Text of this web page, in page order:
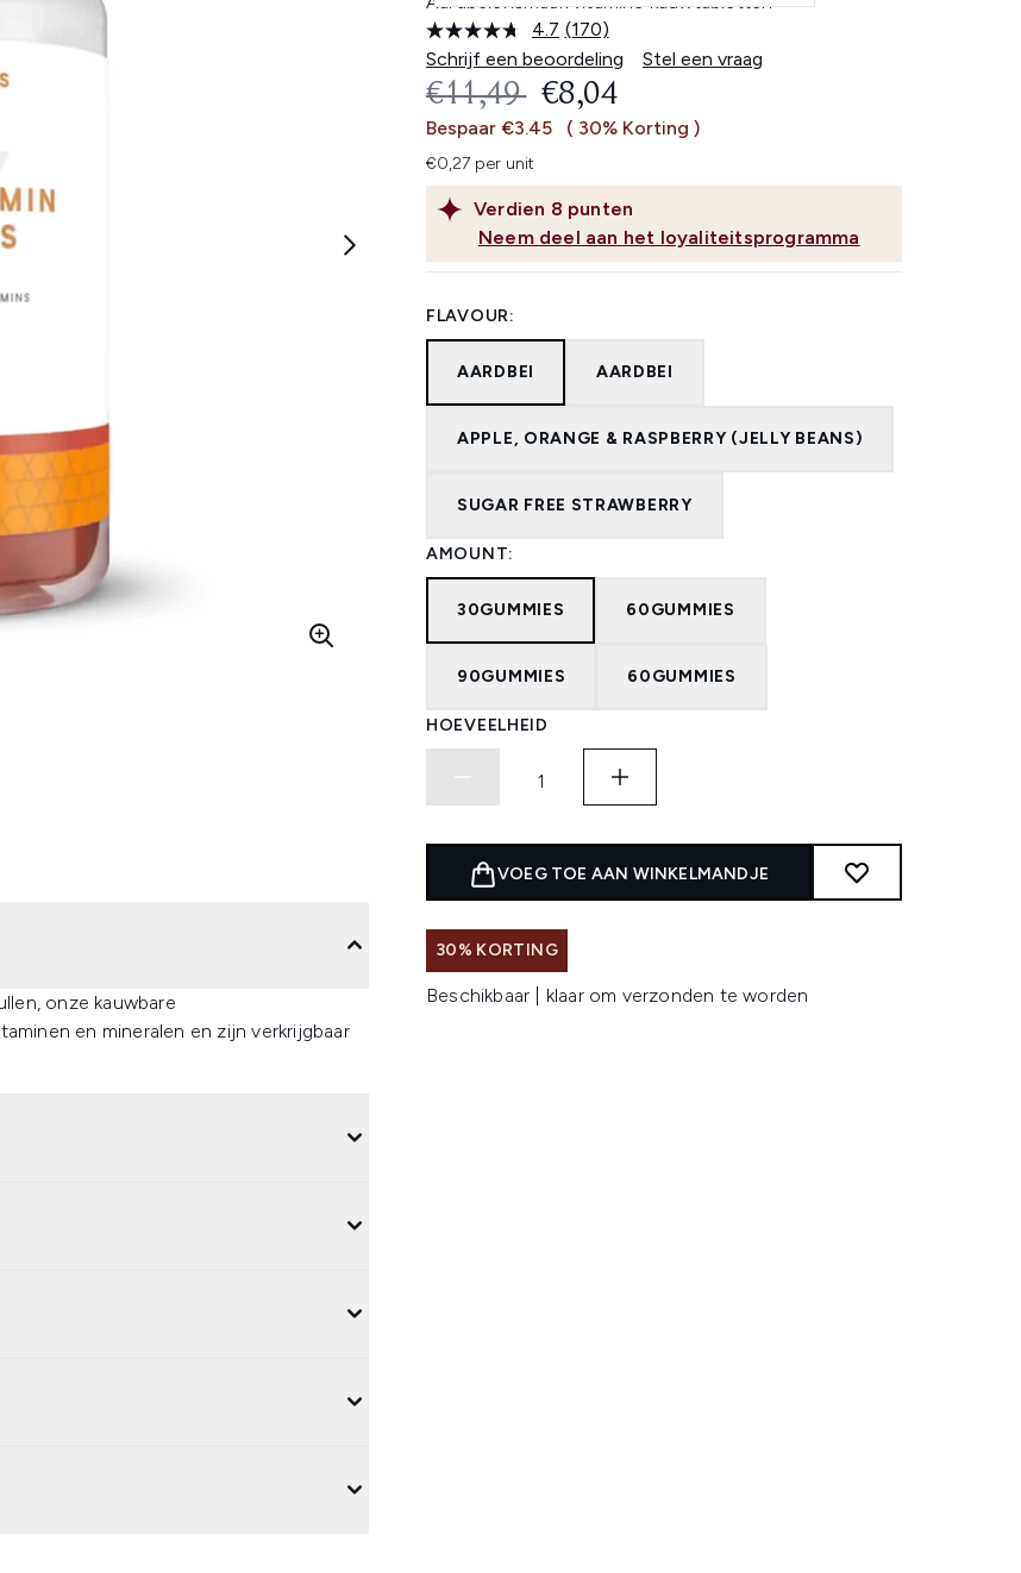
4.7 Lees
170
beoordelingen.
Dezelfde
paginalink.
(170)
Schrijf een beoordeling
Stel een vraag
Verdien 8 punten
Neem deel aan het loyaliteitsprogramma
RECOMMENDED RETAIL PRICE:
€11,49 HUIDIGE PRIJS:
€8,04
Bespaar €3.45 ( 30% Korting )
€0,27 per unit
FLAVOUR:
AARDBEI AARDBEI
APPLE, ORANGE & RASPBERRY (JELLY BEANS)
SUGAR FREE STRAWBERRY
AMOUNT:
30GUMMIES 60GUMMIES
90GUMMIES 60GUMMIES
HOEVEELHEID
VOEG TOE AAN WINKELMANDJE
30% KORTING
Beschikbaar | klaar om verzonden te worden
onze kauwbare
en mineralen en zijn verkrijgbaar